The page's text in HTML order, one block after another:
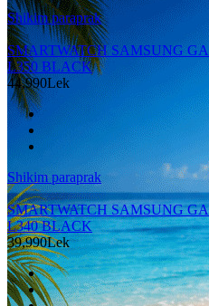
Shikim paraprak
SMARTWATCH SAMSUNG
L350 BLACK
44,990Lek
Shikim paraprak
SMARTWATCH SAMSUNG
L340 BLACK
39,990Lek